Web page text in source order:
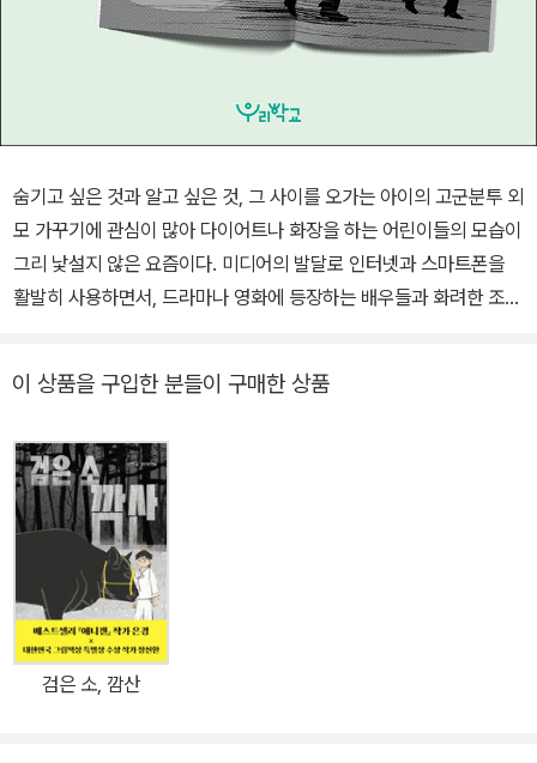
숨기고 싶은 것과 알고 싶은 것, 그 사이를 오가는 아이의 고군분투 외
모 가꾸기에 관심이 많아 다이어트나 화장을 하는 어린이들의 모습이
그리 낯설지 않은 요즘이다. 미디어의 발달로 인터넷과 스마트폰을
활발히 사용하면서, 드라마나 영화에 등장하는 배우들과 화려한 조명
하는 사람들 또한 어마어마하게 늘어나, 이른바 ‘K-뷰티’라는 이름으
아래 놓여 있다. 어린이 전용 메이크업 브랜드가 등장했고, 이미 201
7년에 미국 경제지에서는 우리나라의 어린이 립스틱 판매량이 전년
대비 549% 증가했다는 결과를 발표하기도 했다. 이제 ‘키즈 뷰티’는
하나의 문화로 자리를 잡아 가는 모습이다. 『할머니와 나의 이어달리
기』에 등장하는 주인공 혜지 또한 외모 꾸미기에 관심이 많은 5학년
아이다. 날씬하고 예쁜 겉모습을 유지하는 것이 ‘자기 관리’라 생각하
고, 그래서 직업은 멀쩡하지만 외모를 꾸미지 않는 고모가 실망스럽
기만 하다. 흐릿한 눈썹이 콤플렉스라 열심히 눈썹을 그려 보지만 쉽
이 상품을 구입한 분들이 구매한 상품
검은 소, 깜산